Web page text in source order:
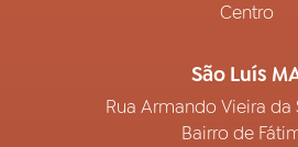
Centro
São Luís
Rua Armando Vieira da
Bairro de